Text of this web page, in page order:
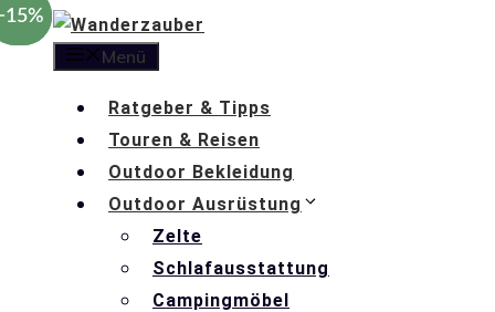
Zum
Menü
Ratgeber & Tipps
Touren & Reisen
Outdoor Bekleidung
Outdoor Ausrüstung
Zelte
Schlafausstattung
Campingmöbel